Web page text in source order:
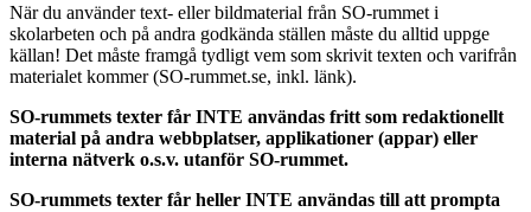
När du använder text- eller bildmaterial från SO-rummet i
skolarbeten och på andra godkända ställen måste du alltid uppge
källan! Det måste framgå tydligt vem som skrivit texten och varifrån
materialet kommer (SO-rummet.se, inkl. länk).
SO-rummets texter får INTE användas fritt som redaktionellt
material på andra webbplatser, applikationer (appar) eller
interna nätverk o.s.v. utanför SO-rummet.
SO-rummets texter får heller INTE användas till att prompta